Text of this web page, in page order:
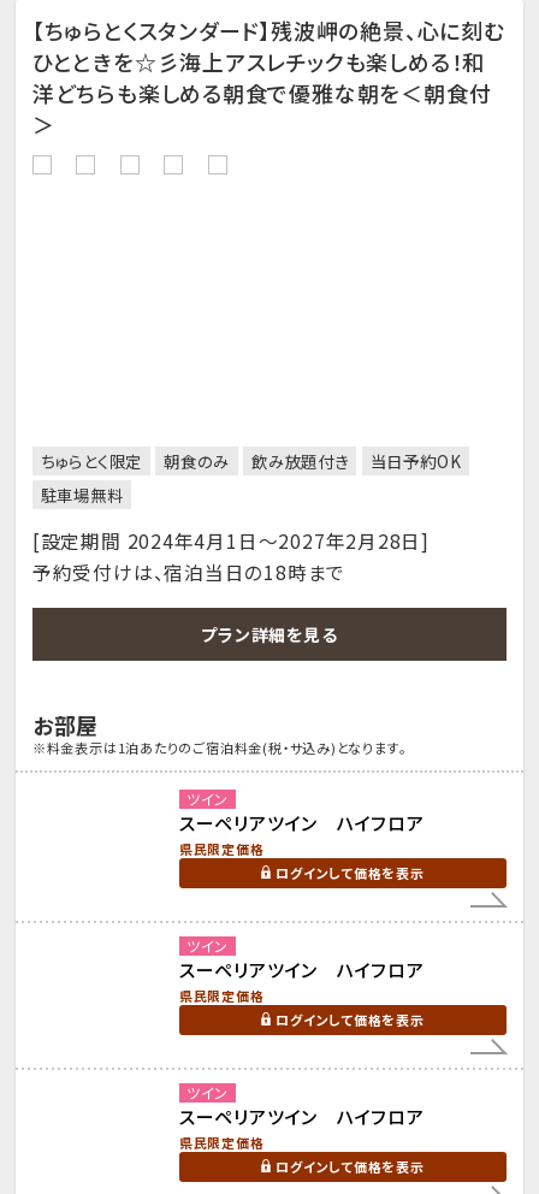
【ちゅらとくスタンダード】残波岬の絶景、心に刻む
ひとときを☆彡海上アスレチックも楽しめる！和
洋どちらも楽しめる朝食で優雅な朝を＜朝食付
＞
ちゅらとく限定 朝食のみ 飲み放題付き
当日予約OK
駐車場無料
[設定期間 2024年4月1日～2027年2月28日]
予約受付けは、宿泊当日の18時まで
プラン詳細を見る
お部屋
※料金表示は1泊あたりのご宿泊料金(税・サ込み)となります。
ツイン
スーペリアツイン ハイフロア
県民限定価格
ログインして価格を表示
ツイン
スーペリアツイン ハイフロア
県民限定価格
ログインして価格を表示
ツイン
スーペリアツイン ハイフロア
県民限定価格
ログインして価格を表示